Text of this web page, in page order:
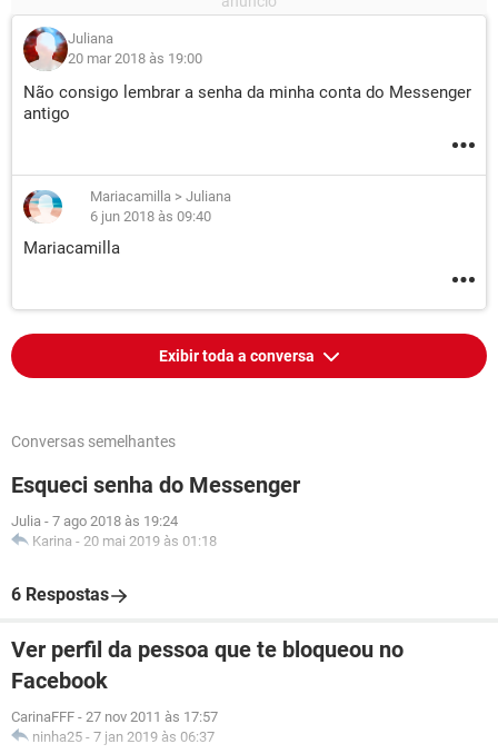
Juliana
20 mar 2018 às 19:00
Não consigo lembrar a senha da minha conta do Messenger
antigo
Mariacamilla > Juliana
6 jun 2018 às 09:40
Mariacamilla
Exibir toda a conversa
Conversas semelhantes
Esqueci senha do Messenger
Julia - 7 ago 2018 às 19:24
Karina - 20 mai 2019 às 01:18
6 Respostas
Ver perfil da pessoa que te bloqueou no
Facebook
CarinaFFF - 27 nov 2011 às 17:57
ninha25 - 7 jan 2019 às 06:37